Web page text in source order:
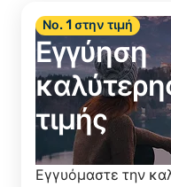
Νο. 1 στην τιμή
Εγγύηση
τιμής
Εγγυόμαστε την